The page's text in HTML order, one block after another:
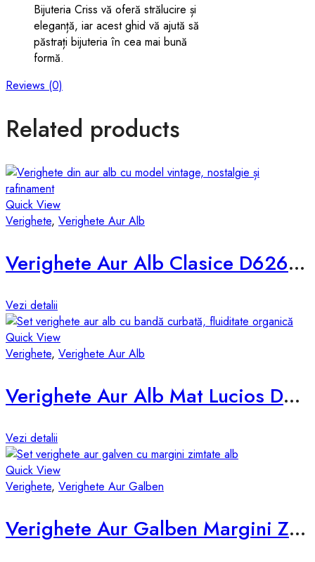
Bijuteria Criss vă oferă strălucire și
eleganță, iar acest ghid vă ajută să
păstrați bijuteria în cea mai bună
formă.
Reviews (0)
Related products
Quick View
Verighete, Verighete Aur Alb
Verighete Aur Alb Clasice D626-AA
Vezi detalii
Quick View
Verighete, Verighete Aur Alb
Verighete Aur Alb Mat Lucios D854
Vezi detalii
Quick View
Verighete, Verighete Aur Galben
Verighete Aur Galben Margini Zimtate d631-g